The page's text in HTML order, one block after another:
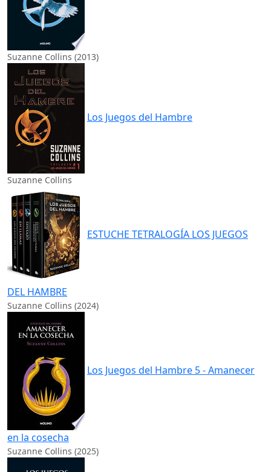
Suzanne Collins (2013)
Los Juegos del Hambre
Suzanne Collins
ESTUCHE TETRALOGÍA LOS JUEGOS
DEL HAMBRE
Suzanne Collins (2024)
Los Juegos del Hambre 5 - Amanecer
en la cosecha
Suzanne Collins (2025)